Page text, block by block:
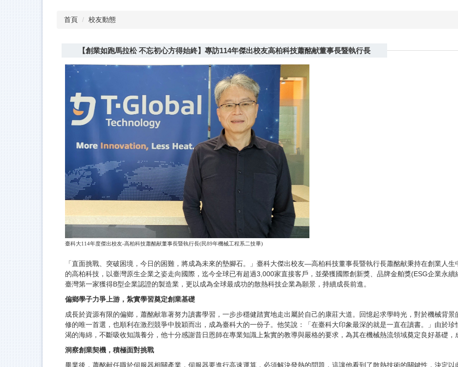
首頁 校友動態
【創業如跑馬拉松 不忘初心方得始終】專訪114年傑出校友高柏科技蕭酩献董事長暨執行長
臺科大114年度傑出校友-高柏科技蕭酩献董事長暨執行長(民89年機械工程系二技畢)
「直面挑戰、突破困境，今日的困難，將成為未來的墊腳石。」臺科大傑出校友—高柏科技董事長暨執行長蕭酩献秉持在創業人
的高柏科技，以臺灣原生企業之姿走向國際，迄今全球已有超過3,000家直接客戶，並榮獲國際創新獎、品牌金舶獎(ESG企業永
臺灣第一家獲得B型企業認證的製造業，更以成為全球最成功的散熱科技企業為願景，持續成長前進。
偏鄉學子力爭上游，紮實學習奠定創業基礎
成長於資源有限的偏鄉，蕭酩献靠著努力讀書學習，一步步穩健踏實地走出屬於自己的康莊大道。回憶起求學時光，對於機械背
修的唯一首選，也順利在激烈競爭中脫穎而出，成為臺科大的一份子。他笑說：「在臺科大印象最深的就是一直在讀書。」由於
渴的海綿，不斷吸收知識養分，他十分感謝昔日恩師在專業知識上紮實的教導與嚴格的要求，為其在機械熱流領域奠定良好基礎，
洞察創業契機，積極面對挑戰
畢業後，蕭酩献任職於伺服器相關產業，伺服器要進行高速運算，必須解決發熱的問題，這讓他看到了散熱技術的關鍵性，決定